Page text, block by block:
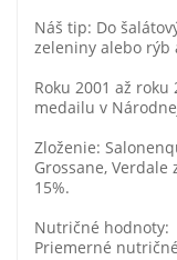
Náš tip: Do
zeleniny alebo rýb
Roku 2001 až
medailu v
Zloženie:
Grossane, Verdale
15%.
Nutričné hodnoty:
Priemerné